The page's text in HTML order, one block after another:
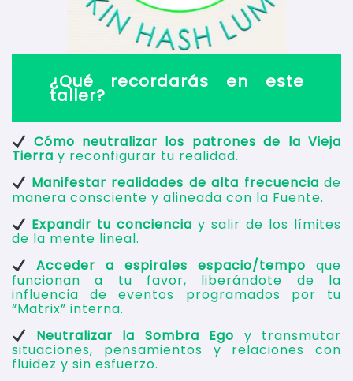
¿Qué recordarás en este
taller?
Cómo neutralizar los patrones de la Vieja
Tierra y reconfigurar tu realidad.
Manifestar realidades de alta frecuencia de
manera consciente y alineada con la Fuente.
Expandir tu conciencia y salir de los límites
de la mente lineal.
Acceder a espirales espacio/tempo que
funcionan a tu favor, liberándote de la
influencia de eventos programados por tu
“Matrix” interna.
Neutralizar la Sombra Ego y transmutar
situaciones, pensamientos y relaciones con
fluidez y sin esfuerzo.